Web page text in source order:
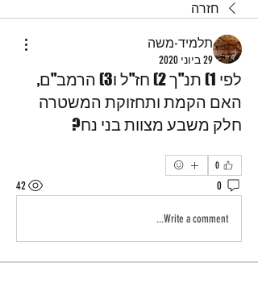
חזרה
תלמיד-משה
29 ביוני 2020
לפי 1) תנ"ך 2) חז"ל ו3) הרמב"ם,
האם הקמת ותחזוקת המשטרה
חלק משבע מצוות בני נח?
0
0
42
Write a comment...